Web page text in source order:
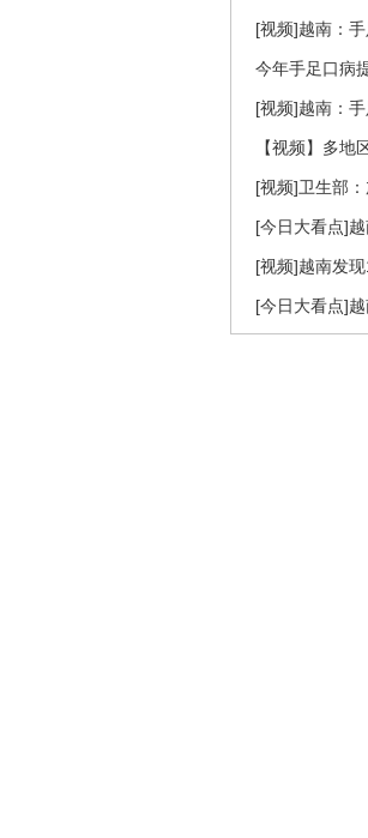
[视频]越南：
今年手足口病
[视频]越南：
【视频】多
[视频]卫生部
[今日大看点]
[视频]越南发
[今日大看点]